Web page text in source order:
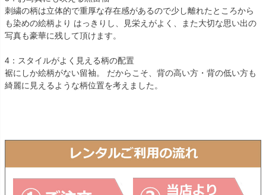
刺繍の柄は立体的で重厚な存在感があるので少し離れたところから
も染めの絵柄より はっきりし、見栄えがよく、また大切な思い出の
写真も豪華に残して頂けます。
4：スタイルがよく見える柄の配置
裾にしか絵柄がない留袖。 だからこそ、背の高い方・背の低い方も
綺麗に見えるような柄位置を考えました。